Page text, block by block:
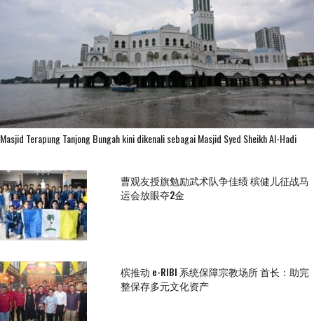
Masjid Terapung Tanjong Bungah kini dikenali sebagai Masjid Syed Sheikh Al-Hadi
曹观友授旗勉励武术队争佳绩 槟健儿征战马
运会放眼夺2金
槟推动 e-RIBI 系统保障宗教场所 首长：助完
整保存多元文化资产